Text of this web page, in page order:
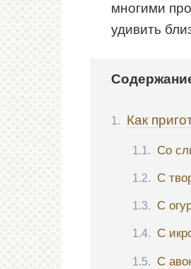
многими
удивить
Как
Со
С
С
С
С